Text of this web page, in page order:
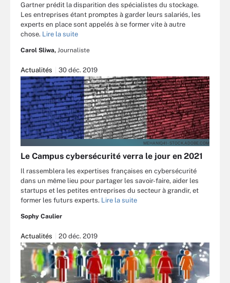
Gartner prédit la disparition des spécialistes du stockage.
Les entreprises étant promptes à garder leurs salariés, les
experts en place sont appelés à se former vite à autre
chose. Lire la suite
Carol Sliwa, Journaliste
Actualités 30 déc. 2019
MEHANIQ41 - STOCK.ADOBE.COM
Le Campus cybersécurité verra le jour en 2021
Il rassemblera les expertises françaises en cybersécurité
dans un même lieu pour partager les savoir-faire, aider les
startups et les petites entreprises du secteur à grandir, et
former les futurs experts. Lire la suite
Sophy Caulier
Actualités 20 déc. 2019